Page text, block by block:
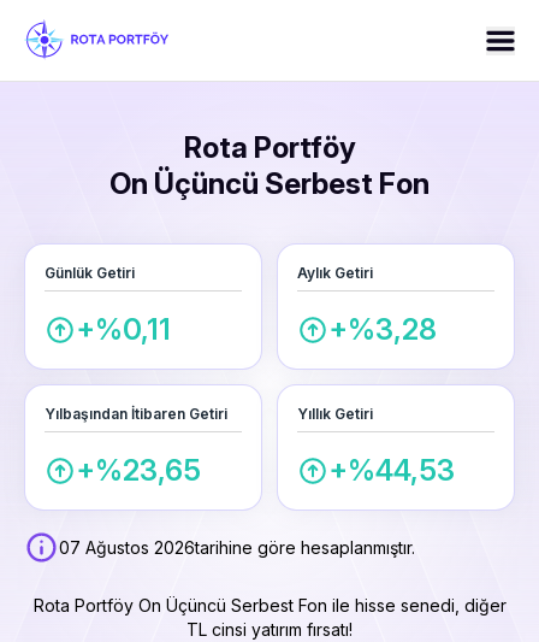
Rota Portföy
On Üçüncü Serbest Fon
Günlük Getiri
+%0,11
Aylık Getiri
+%3,28
Yılbaşından İtibaren Getiri
+%23,65
Yıllık Getiri
+%44,53
07 Ağustos 2026tarihine göre hesaplanmıştır.
Rota Portföy On Üçüncü Serbest Fon ile hisse senedi, diğer
TL cinsi yatırım fırsatı!